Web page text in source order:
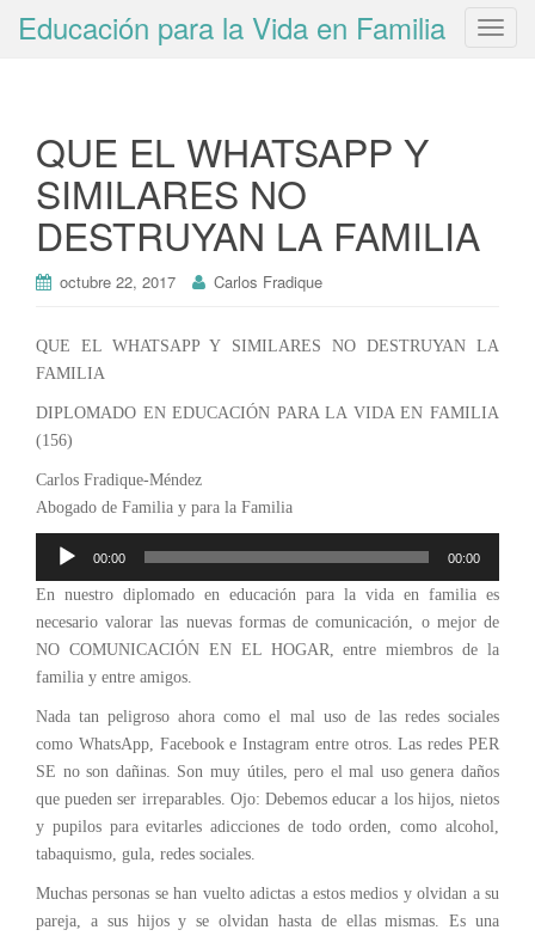
T
a
o
Educación para la Vida en Familia
QUE EL WHATSAPP Y
SIMILARES NO
DESTRUYAN LA FAMILIA
octubre 22, 2017 Carlos Fradique
QUE EL WHATSAPP Y SIMILARES NO DESTRUYAN LA
FAMILIA
DIPLOMADO EN EDUCACIÓN PARA LA VIDA EN FAMILIA
(156)
Carlos Fradique-Méndez
Abogado de Familia y para la Familia
Reproductor
audio
00:00 00:00
En nuestro diplomado en educación para la vida en familia es
necesario valorar las nuevas formas de comunicación, o mejor de
NO COMUNICACIÓN EN EL HOGAR, entre miembros de la
familia y entre amigos.
Nada tan peligroso ahora como el mal uso de las redes sociales
como WhatsApp, Facebook e Instagram entre otros. Las redes PER
SE no son dañinas. Son muy útiles, pero el mal uso genera daños
que pueden ser irreparables. Ojo: Debemos educar a los hijos, nietos
y pupilos para evitarles adicciones de todo orden, como alcohol,
tabaquismo, gula, redes sociales.
Muchas personas se han vuelto adictas a estos medios y olvidan a su
pareja, a sus hijos y se olvidan hasta de ellas mismas. Es una